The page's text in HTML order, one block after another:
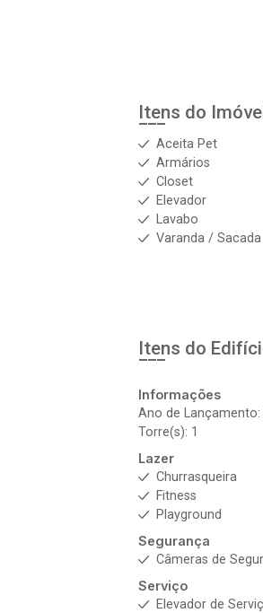
Itens do
Aceita Pet
Armários
Closet
Elevador
Lavabo
Varanda / Sacada
Itens do
Informações
Ano de Lançamento:
Torre(s): 1
Lazer
Churrasqueira
Fitness
Playground
Segurança
Câmeras de
Serviço
Elevador de